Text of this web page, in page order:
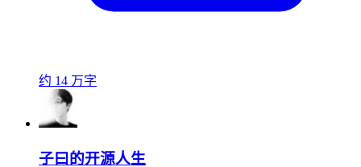
约 14 万字
子曰的开源人生